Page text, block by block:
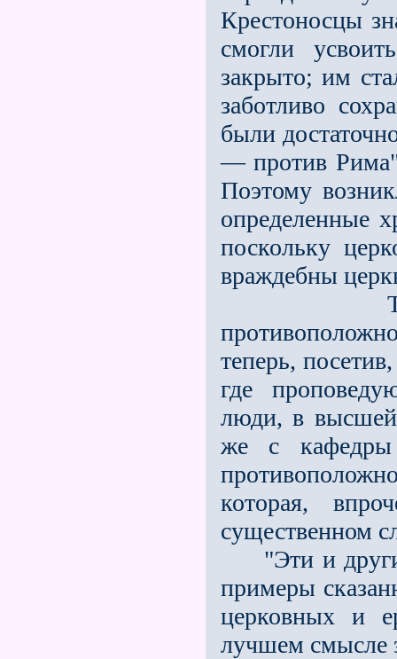
Крестоносцы
смогли
закрыто; им
заботливо
были
— против Рима",
Поэтому
определeнные
поскольку
враждебны
Тогда,
теперь,
где
люди, в высшей
же с кафедры
которая,
существенном
"Эти и
примеры
церковных и
лучшем смысле